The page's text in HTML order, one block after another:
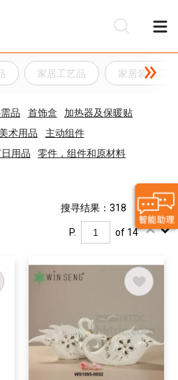
家居工艺品 家居装饰工艺
品 首饰盒
加热器及保暖贴
美术用品
主动组件
用品 零件，组件和原材料
搜寻结果：318
P. of 14